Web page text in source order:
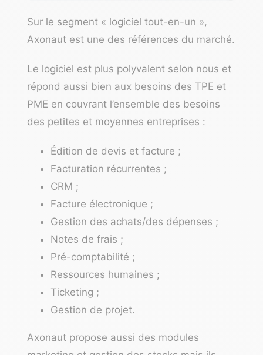
Sur le segment « logiciel tout-en-un »,
Axonaut est une des références du marché.
Le logiciel est plus polyvalent selon nous et
répond aussi bien aux besoins des TPE et
PME en couvrant l’ensemble des besoins
des petites et moyennes entreprises :
Édition de devis et facture ;
Facturation récurrentes ;
CRM ;
Facture électronique ;
Gestion des achats/des dépenses ;
Notes de frais ;
Pré-comptabilité ;
Ressources humaines ;
Ticketing ;
Gestion de projet.
Axonaut propose aussi des modules